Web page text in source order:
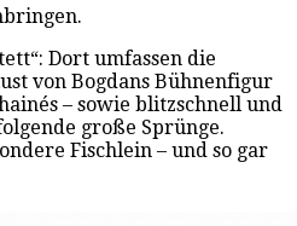
Dort umfassen die
von Bogdans Bühnenfigur
– sowie blitzschnell und
große Sprünge.
Fischlein – und so gar